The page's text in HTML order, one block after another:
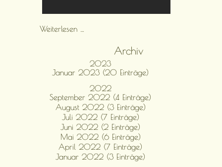
Weiterlesen …
Archiv
2023
Januar 2023 (20 Einträge)
2022
September 2022 (4 Einträge)
August 2022 (3 Einträge)
Juli 2022 (7 Einträge)
Juni 2022 (2 Einträge)
Mai 2022 (6 Einträge)
April 2022 (7 Einträge)
Januar 2022 (3 Einträge)